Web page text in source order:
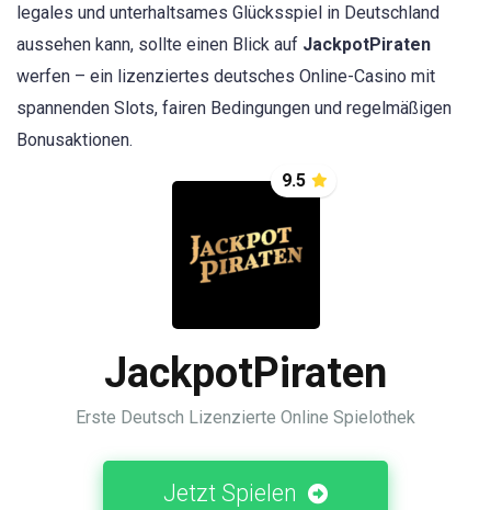
legales und unterhaltsames Glücksspiel in Deutschland
aussehen kann, sollte einen Blick auf JackpotPiraten
werfen – ein lizenziertes deutsches Online-Casino mit
spannenden Slots, fairen Bedingungen und regelmäßigen
Bonusaktionen.
9.5
JackpotPiraten
Erste Deutsch Lizenzierte Online Spielothek
Jetzt Spielen